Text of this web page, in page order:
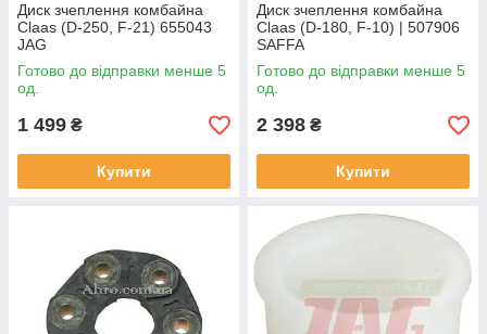
Диск зчеплення комбайна
Claas (D-250, F-21) 655043
JAG
Готово до відправки менше 5
од.
1 499 ₴
Купити
Диск зчеплення комбайна
Claas (D-180, F-10) | 507906
SAFFA
Готово до відправки менше 5
од.
2 398 ₴
Купити